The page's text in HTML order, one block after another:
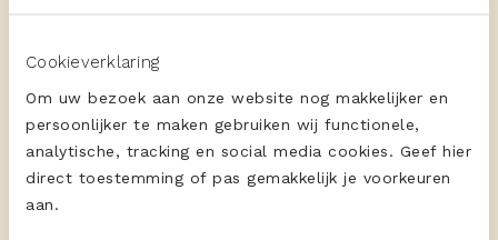
Cookieverklaring
Om uw bezoek aan onze website nog makkelijker en
persoonlijker te maken gebruiken wij functionele,
analytische, tracking en social media cookies. Geef hier
direct toestemming of pas gemakkelijk je voorkeuren
aan.
ERU Culinair with Parmesan